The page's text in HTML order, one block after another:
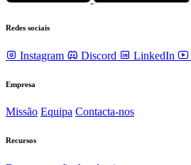
Redes sociais
Instagram Discord LinkedIn
Empresa
Missão Equipa Contacta-nos
Recursos